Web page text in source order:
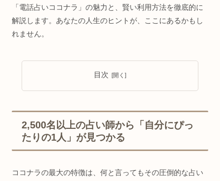
「電話占いココナラ」の魅力と、賢い利用方法を徹底的に
解説します。あなたの人生のヒントが、ここにあるかもし
れません。
目次
2,500名以上の占い師から「自分にぴっ
たりの1人」が見つかる
ココナラの最大の特徴は、何と言ってもその圧倒的な占い